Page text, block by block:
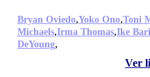
Bryan Oviedo,Yoko Ono,Toni
Michaels,Irma Thomas,Ike
DeYoung,
Ver